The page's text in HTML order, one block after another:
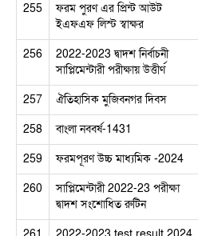
255
ফরম পুরণ এর প্রিন্ট আউট
ইএফএফ লিস্ট স্বাক্ষর
256
2022-2023 দ্বাদশ নির্বাচনী
সাপ্লিমেন্টারী পরীক্ষায় উত্তীর্ণ
257 ঐতিহাসিক মুজিবনগর দিবস
258
বাংলা নববর্ষ-1431
259
ফরমপূরণ উচ্চ মাধ্যমিক -2024
260
সাপ্লিমেন্টারী 2022-23 পরীক্ষা
দ্বাদশ সংশোধিত রুটিন